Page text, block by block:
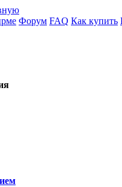
Форум FAQ Как купить